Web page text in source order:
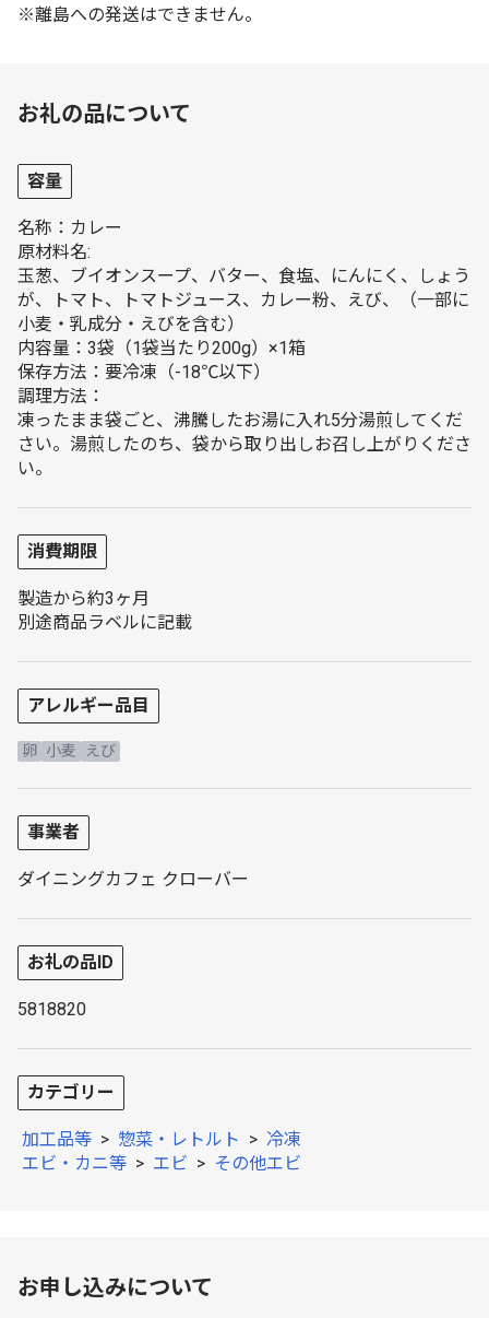
※離島への発送はできません。
お礼の品について
容量
名称：カレー
原材料名:
玉葱、ブイオンスープ、バター、食塩、にんにく、しょう
が、トマト、トマトジュース、カレー粉、えび、（一部に
小麦・乳成分・えびを含む）
内容量：3袋（1袋当たり200g）×1箱
保存方法：要冷凍（-18℃以下）
調理方法：
凍ったまま袋ごと、沸騰したお湯に入れ5分湯煎してくだ
さい。湯煎したのち、袋から取り出しお召し上がりくださ
い。
消費期限
製造から約3ヶ月
別途商品ラベルに記載
アレルギー品目
卵 小麦 えび
事業者
ダイニングカフェ クローバー
お礼の品ID
5818820
カテゴリー
加工品等 > 惣菜・レトルト > 冷凍
エビ・カニ等 > エビ > その他エビ
お申し込みについて